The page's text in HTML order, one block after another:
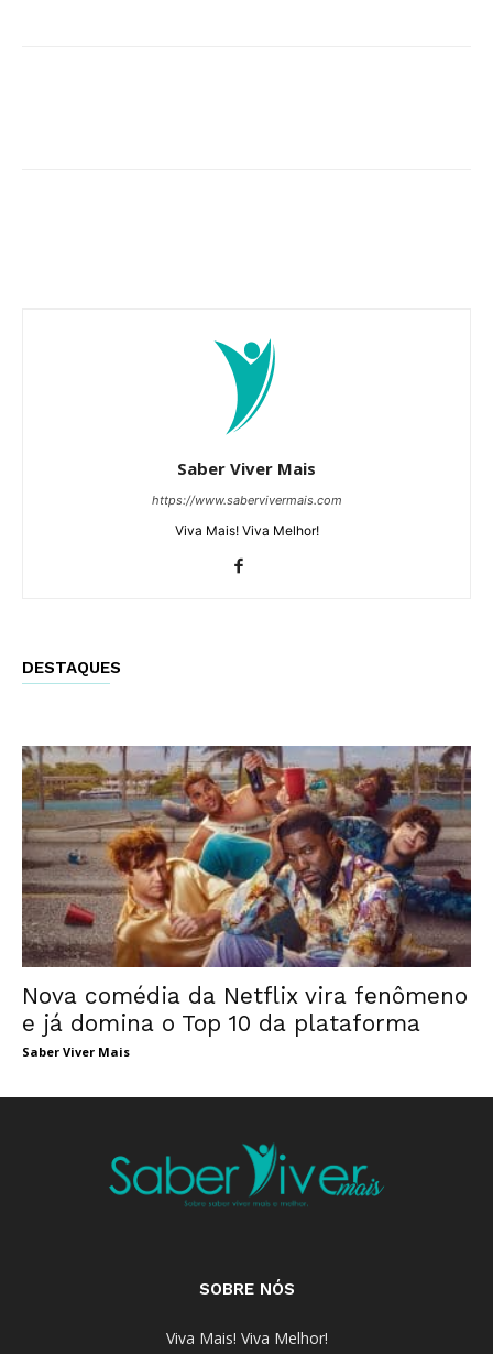
Saber Viver Mais
https://www.sabervivermais.com
Viva Mais! Viva Melhor!
DESTAQUES
Nova comédia da Netflix vira fenômeno
e já domina o Top 10 da plataforma
Saber Viver Mais
SOBRE NÓS
Viva Mais! Viva Melhor!